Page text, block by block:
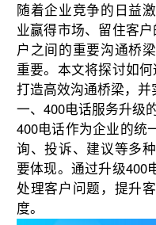
随着企业竞争的日益
业赢得市场、留住客
户之间的重要沟通桥
重要。本文将探讨如何
打造高效沟通桥梁，并
一、400电话服务升级
400电话作为企业的统
询、投诉、建议等多
要体现。通过升级400
处理客户问题，提升
度。